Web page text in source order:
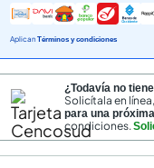
Aplican Términos y condiciones
¿Todavía no
Solicítala en
para una
condiciones.